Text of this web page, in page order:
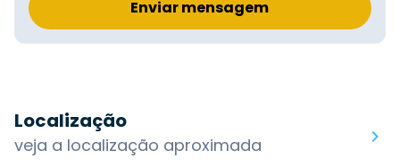
Enviar mensagem
Localização
veja a localização aproximada